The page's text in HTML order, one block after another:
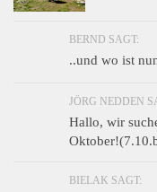
BERND SAGT:
..und wo ist
JÖRG NEDDEN
Hallo, wir
BIELAK SAGT: